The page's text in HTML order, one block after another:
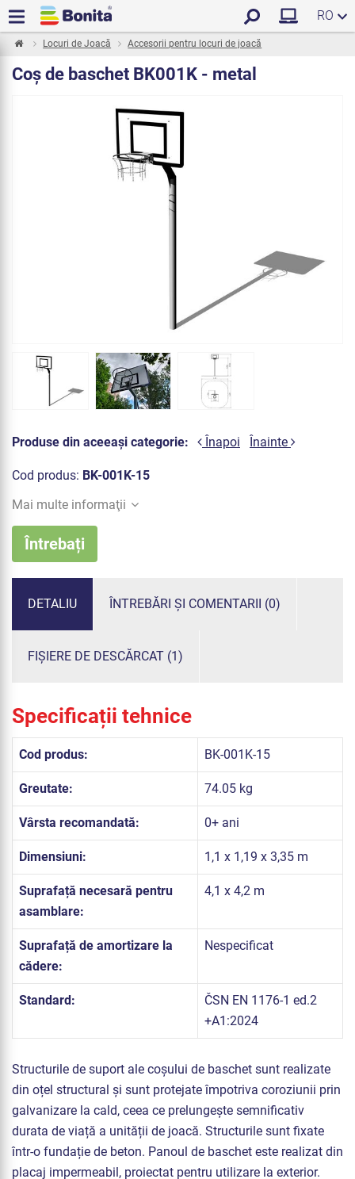
RO
Locuri de Joacă Accesorii pentru locuri de joacă
Coş de baschet BK001K - metal
Produse din aceeași categorie: Înapoi Înainte
Cod produs: BK-001K-15
Mai multe informaţii
Întrebați
DETALIU ÎNTREBĂRI ȘI COMENTARII (0)
FIȘIERE DE DESCĂRCAT (1)
Specificații tehnice
Cod produs: BK-001K-15
Greutate: 74.05 kg
Vârsta recomandată: 0+ ani
Dimensiuni: 1,1 x 1,19 x 3,35 m
Suprafață necesară pentru
asamblare:
4,1 x 4,2 m
Suprafață de amortizare la
cădere:
Nespecificat
Standard:
ČSN EN 1176-1 ed.2
+A1:2024
Structurile de suport ale coșului de baschet sunt realizate
din oțel structural și sunt protejate împotriva coroziunii prin
galvanizare la cald, ceea ce prelungește semnificativ
durata de viață a unității de joacă. Structurile sunt fixate
într-o fundație de beton. Panoul de baschet este realizat din
placaj impermeabil, proiectat pentru utilizare la exterior.